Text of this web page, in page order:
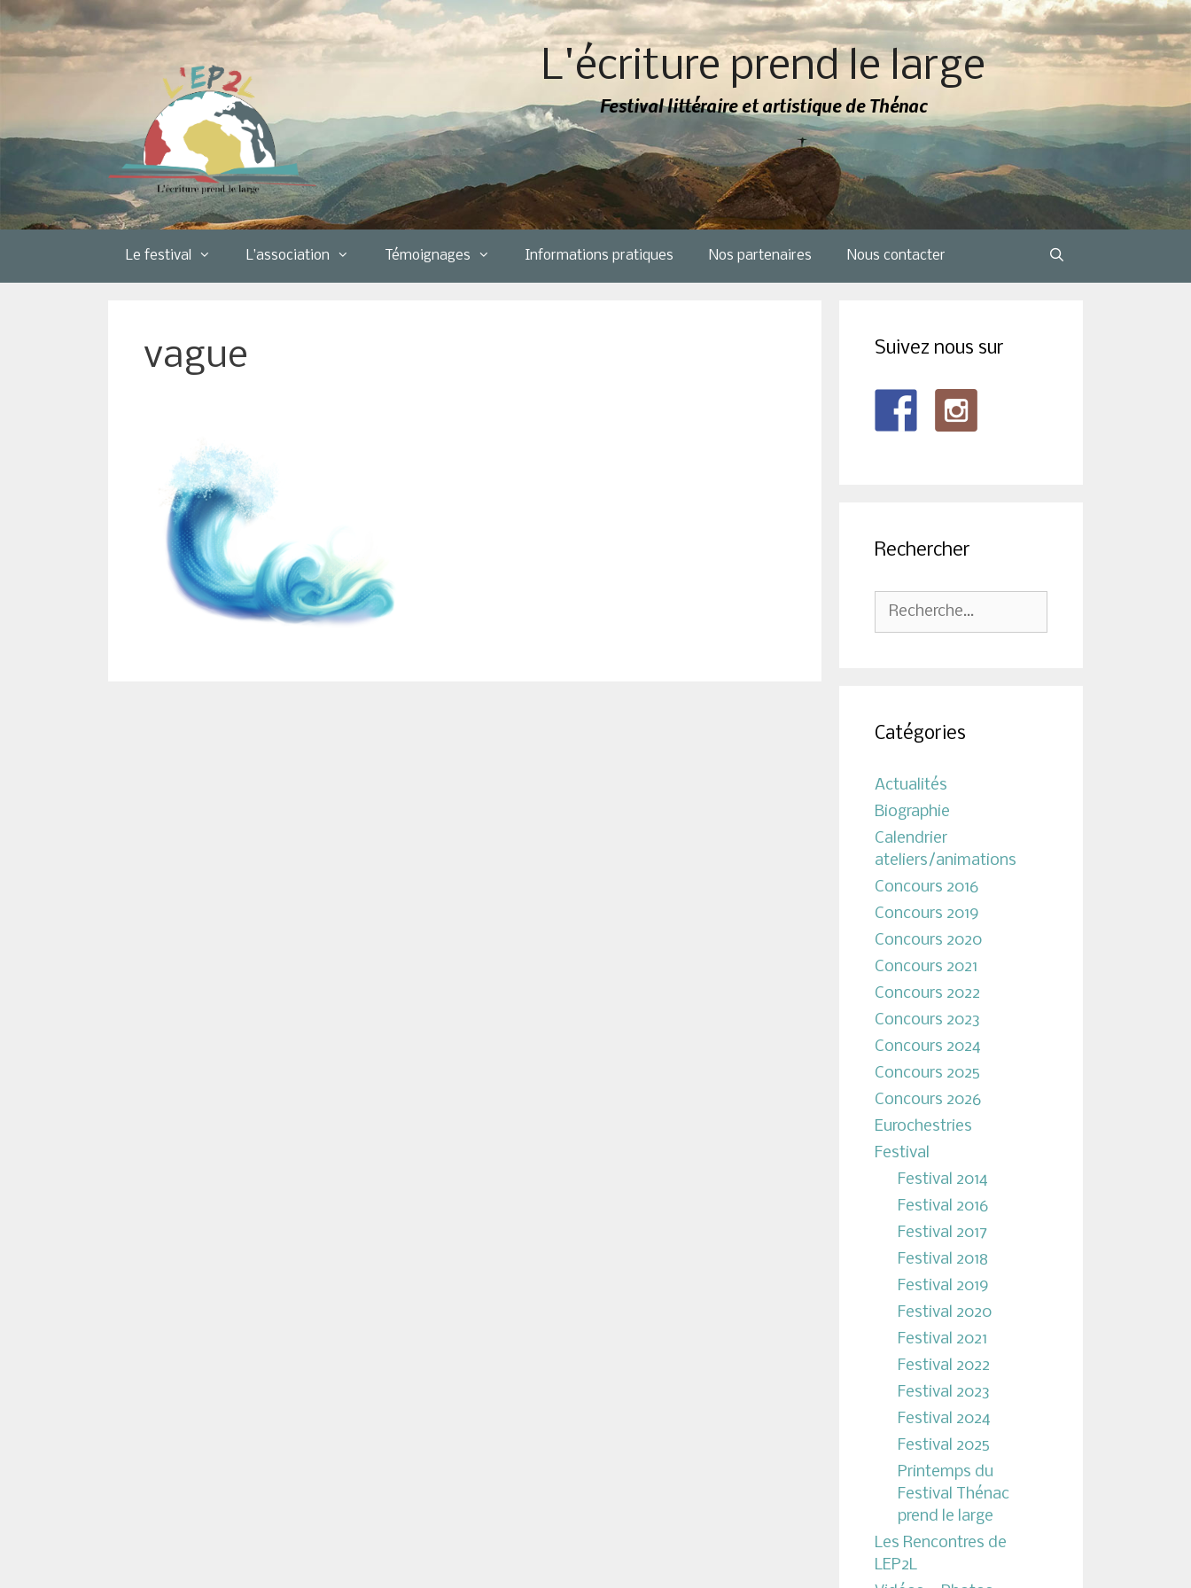
Aller
au
contenu
L'écriture prend le large
Festival littéraire et artistique de Thénac
Le festival L’association Témoignages Informations pratiques Nos partenaires Nous contacter
vague Suivez nous sur
Rechercher
Rechercher :
Catégories
Actualités
Biographie
Calendrier
ateliers/animations
Concours 2016
Concours 2019
Concours 2020
Concours 2021
Concours 2022
Concours 2023
Concours 2024
Concours 2025
Concours 2026
Eurochestries
Festival
Festival 2014
Festival 2016
Festival 2017
Festival 2018
Festival 2019
Festival 2020
Festival 2021
Festival 2022
Festival 2023
Festival 2024
Festival 2025
Printemps du
Festival Thénac
prend le large
Les Rencontres de
LEP2L